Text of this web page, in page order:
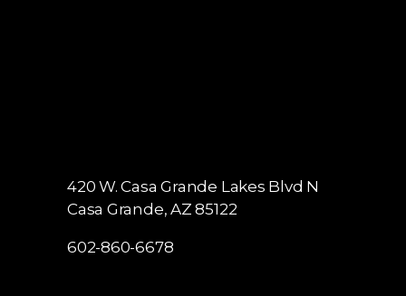
420 W. Casa Grande Lakes Blvd N
Casa Grande, AZ 85122
602-860-6678